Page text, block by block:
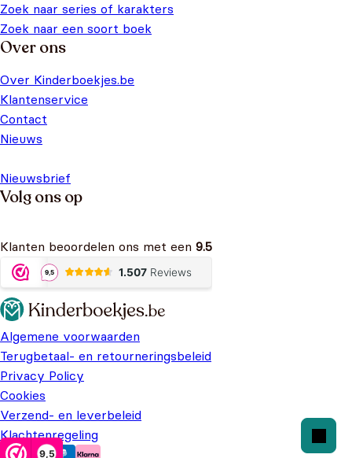
9,5
Zoek naar series of karakters
Zoek naar een soort boek
Over ons
Over Kinderboekjes.be
Klantenservice
Contact
Nieuws
Nieuwsbrief
Volg ons op
Klanten beoordelen ons met een 9.5
Algemene voorwaarden
Terugbetaal- en retourneringsbeleid
Privacy Policy
Cookies
Verzend- en leverbeleid
Klachtenregeling